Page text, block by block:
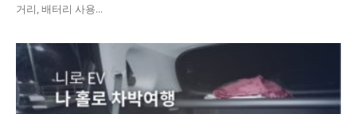
거리, 배터리 사용...